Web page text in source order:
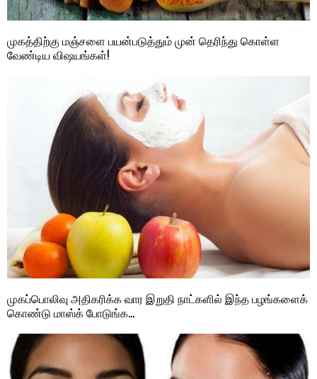
முகத்திற்கு மஞ்சளை பயன்படுத்தும் முன் தெரிந்து கொள்ள
வேண்டிய விஷயங்கள்!
முகப்பொலிவு அதிகரிக்க வார இறுதி நாட்களில் இந்த பழங்களைக்
கொண்டு மாஸ்க் போடுங்க…